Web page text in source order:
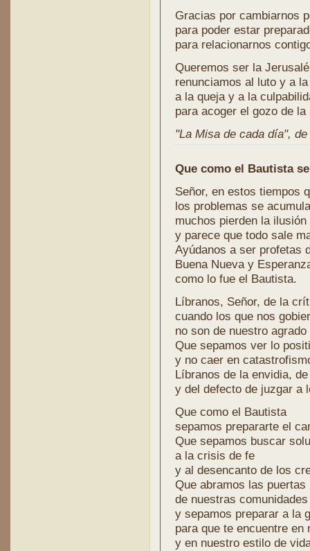
Gracias por cambiarnos
para poder estar
para relacionarnos
Queremos ser la
renunciamos al luto y a
a la queja y a la
para acoger el gozo de
"La Misa de cada día",
Que como el Bautista
Señor, en estos tiempos
los problemas se
muchos pierden la ilusión
y parece que todo sale
Ayúdanos a ser profetas
Buena Nueva y
como lo fue el Bautista.
Líbranos, Señor, de la
cuando los que nos
no son de nuestro
Que sepamos ver lo
y no caer en
Líbranos de la envidia,
y del defecto de juzgar a
Que como el Bautista
sepamos prepararte el
Que sepamos buscar
a la crisis de fe
y al desencanto de los
Que abramos las puertas
de nuestras comunidades
y sepamos preparar a la
para que te encuentre en
y en nuestro estilo de